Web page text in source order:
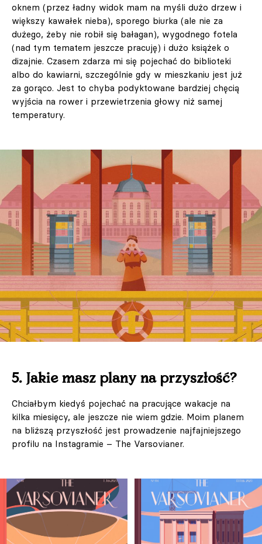
oknem (przez ładny widok mam na myśli dużo drzew i
większy kawałek nieba), sporego biurka (ale nie za
dużego, żeby nie robił się bałagan), wygodnego fotela
(nad tym tematem jeszcze pracuję) i dużo książek o
dizajnie. Czasem zdarza mi się pojechać do biblioteki
albo do kawiarni, szczególnie gdy w mieszkaniu jest już
za gorąco. Jest to chyba podyktowane bardziej chęcią
wyjścia na rower i przewietrzenia głowy niż samej
temperatury.
5. Jakie masz plany na przyszłość?
Chciałbym kiedyś pojechać na pracujące wakacje na
kilka miesięcy, ale jeszcze nie wiem gdzie. Moim planem
na bliższą przyszłość jest prowadzenie najfajniejszego
profilu na Instagramie – The Varsovianer.